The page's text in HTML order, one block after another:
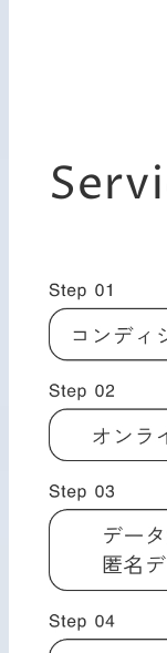
ご利用